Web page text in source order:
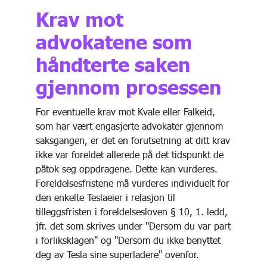
Krav mot
advokatene som
håndterte saken
gjennom prosessen
For eventuelle krav mot Kvale eller Falkeid,
som har vært engasjerte advokater gjennom
saksgangen, er det en forutsetning at ditt krav
ikke var foreldet allerede på det tidspunkt de
påtok seg oppdragene. Dette kan vurderes.
Foreldelsesfristene må vurderes individuelt for
den enkelte Teslaeier i relasjon til
tilleggsfristen i foreldelsesloven § 10, 1. ledd,
jfr. det som skrives under "Dersom du var part
i forliksklagen" og "Dersom du ikke benyttet
deg av Tesla sine superladere" ovenfor.